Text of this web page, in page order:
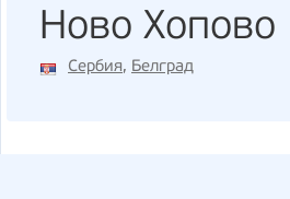
Ново Хопово
Сербия, Белград